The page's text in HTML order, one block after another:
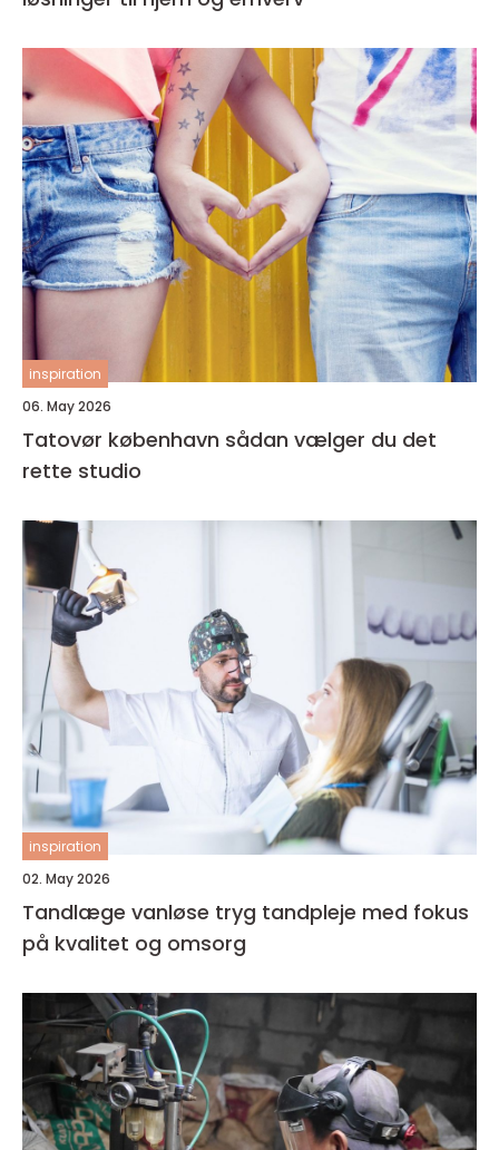
inspiration
06. May 2026
Tatovør københavn sådan vælger du det
rette studio
inspiration
02. May 2026
Tandlæge vanløse tryg tandpleje med fokus
på kvalitet og omsorg